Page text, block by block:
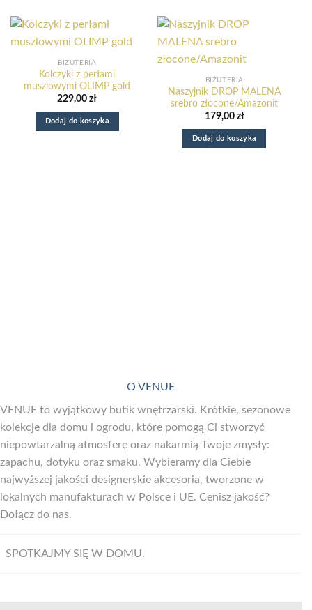
BIŻUTERIA
Kolczyki z perłami
muszlowymi OLIMP gold
229,00zł
Dodaj do koszyka
BIŻUTERIA
Naszyjnik DROP MALENA
srebro złocone/Amazonit
179,00 zł
Dodaj do koszyka
O VENUE
VENUE to wyjątkowy butik wnętrzarski. Krótkie, sezonowe
kolekcje dla domu i ogrodu, które pomogą Ci stworzyć
niepowtarzalną atmosferę oraz nakarmią Twoje zmysły:
zapachu, dotyku oraz smaku. Wybieramy dla Ciebie
najwyższej jakości designerskie akcesoria, tworzone w
lokalnych manufakturach w Polsce i UE. Cenisz jakość?
Dołącz do nas.
SPOTKAJMY SIĘ W DOMU.